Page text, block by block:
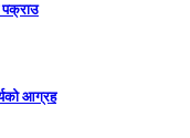
पक्राउ
आग्रह